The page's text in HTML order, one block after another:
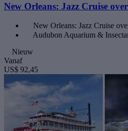
New Orleans: Jazz Cruise
New Orleans: Jazz Cruise
Audubon Aquarium &
Nieuw
Vanaf
US$ 92,45